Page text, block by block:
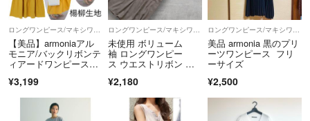
【美品】armoniaアル
モニア/バックリボンテ
ィアードワンピース楊
¥3,199
未使用 ボリューム
袖 ロングワンピー
ス ウエストリボン き
¥2,180
美品 armonia 黒のプリ
ーツワンピース フリ
ーサイズ
¥2,500